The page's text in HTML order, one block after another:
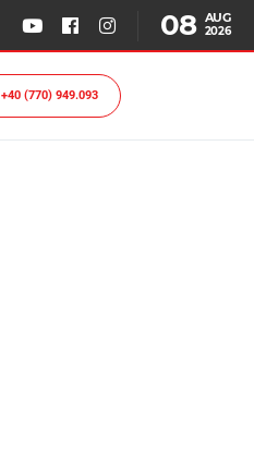
08 AUG
2026
+40 (770) 949.093